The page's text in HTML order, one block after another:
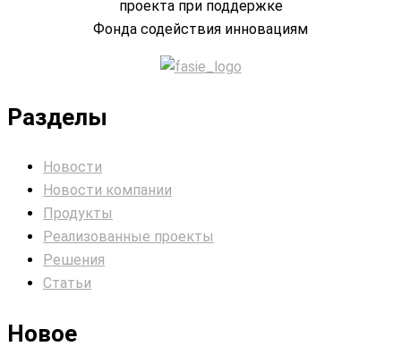
проекта при поддержке
Фонда содействия инновациям
Разделы
Новости
Новости компании
Продукты
Реализованные проекты
Решения
Статьи
Новое